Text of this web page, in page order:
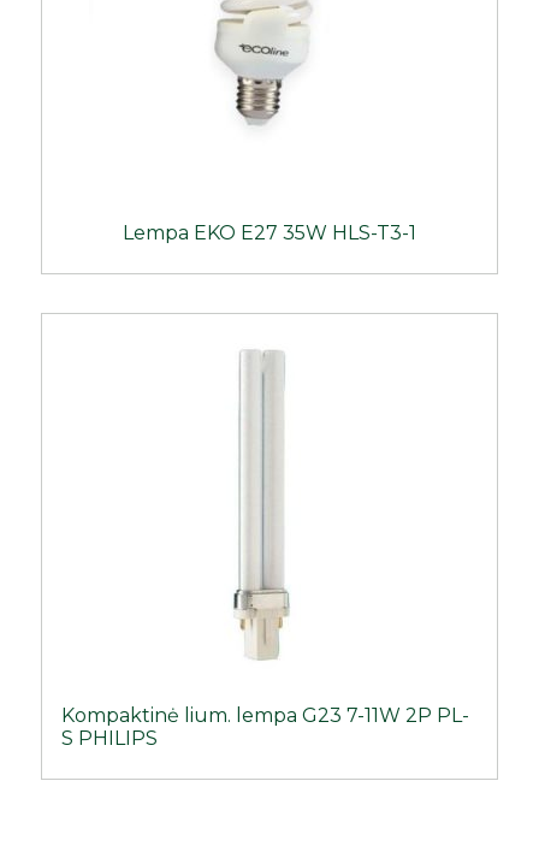
Lempa EKO E27 35W HLS-T3-1
Kompaktinė lium. lempa G23 7-11W 2P PL-
S PHILIPS